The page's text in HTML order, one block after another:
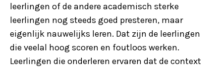
leerlingen of de andere academisch sterke
leerlingen nog steeds goed presteren, maar
eigenlijk nauwelijks leren. Dat zijn de leerlingen
die veelal hoog scoren en foutloos werken.
Leerlingen die onderleren ervaren dat de context